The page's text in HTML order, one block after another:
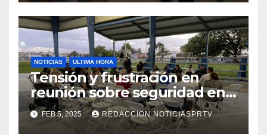
NOTICIAS ULTIMA HORA
Tensión y frustración en
reunión sobre seguridad en
Reparto Metropolitano
FEB 5, 2025 REDACCION NOTICIASPRTV